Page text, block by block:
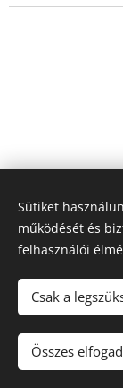
©
Az
Sütiket
működését és
felhasználói
Csak a
Összes